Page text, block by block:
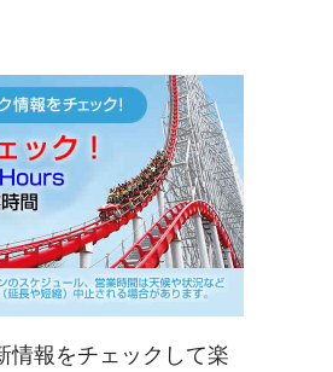
情報をチェックして楽